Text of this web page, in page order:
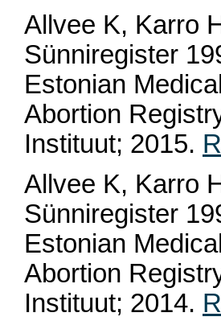
Allvee K, Karro
Sünniregister
Estonian
Abortion
Instituut; 2015.
Allvee K, Karro
Sünniregister
Estonian
Abortion
Instituut; 2014.